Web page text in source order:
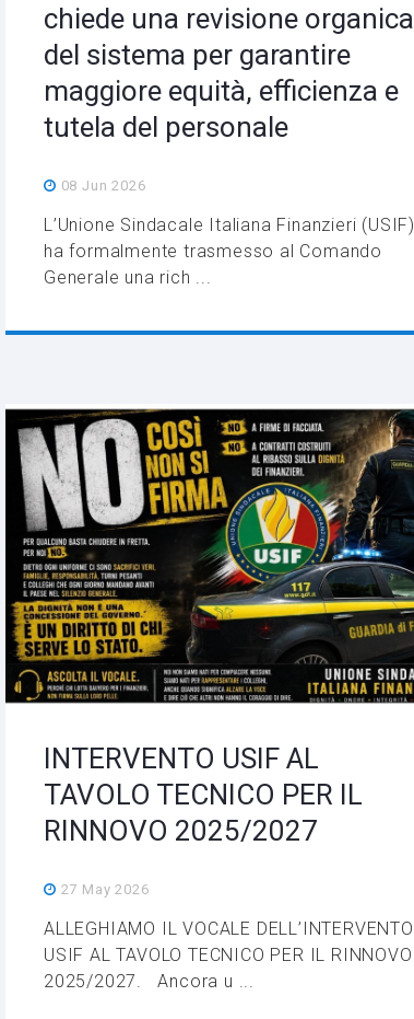
chiede una revisione organica
del sistema per garantire
maggiore equità, efficienza e
tutela del personale
08 Jun 2026
L’Unione Sindacale Italiana Finanzieri (USIF)
ha formalmente trasmesso al Comando
Generale una rich ...
INTERVENTO USIF AL
TAVOLO TECNICO PER IL
RINNOVO 2025/2027
27 May 2026
ALLEGHIAMO IL VOCALE DELL’INTERVENTO
USIF AL TAVOLO TECNICO PER IL RINNOVO
2025/2027. Ancora u ...